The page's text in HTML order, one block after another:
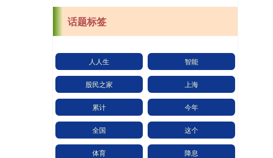
话题标签
人人生 智能
股民之家 上海
累计 今年
全国 这个
体育 降息